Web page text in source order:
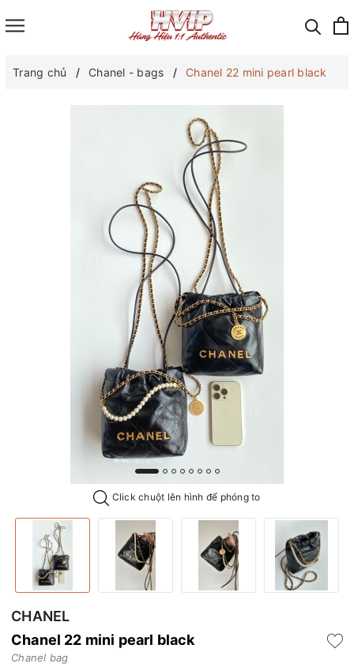
Trang chủ Chanel - bags Chanel 22 mini pearl black
Click chuột lên hình để phóng to
CHANEL
Chanel 22 mini pearl black
Chanel bag